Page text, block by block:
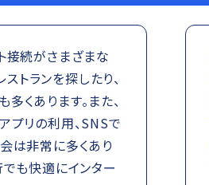
接続がさまざまな
トランを探したり、
くあります。また、
プリの利用、SNSで
は非常に多くあり
も快適にインター